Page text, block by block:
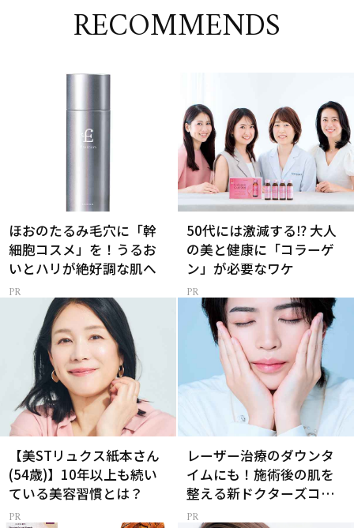
RECOMMENDS
ほおのたるみ毛穴に「幹
細胞コスメ」を！うるお
いとハリが絶好調な肌へ
50代には激減する⁉ 大人
の美と健康に「コラーゲ
ン」が必要なワケ
【美STリュクス紙本さん
(54歳)】10年以上も続い
ている美容習慣とは？
レーザー治療のダウンタ
イムにも！施術後の肌を
整える新ドクターズコス
メ